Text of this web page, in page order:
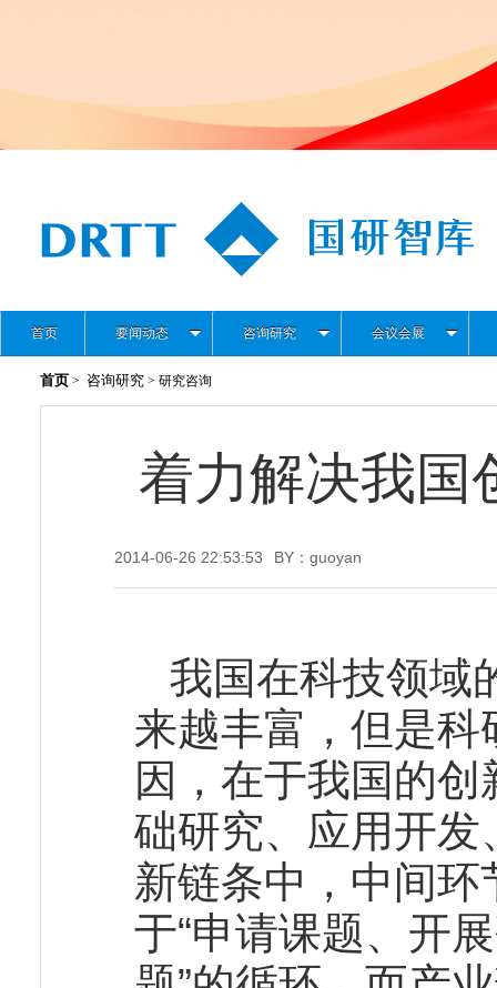
首页 要闻动态 咨询研究 会议会展
首页 > 咨询研究 > 研究咨询
着力解决我国
2014-06-26 22:53:53 BY：guoyan
我国在科技领域
来越丰富，但是
因，在于我国的创
础研究、应用开发
新链条中，中间
于“申请课题、开